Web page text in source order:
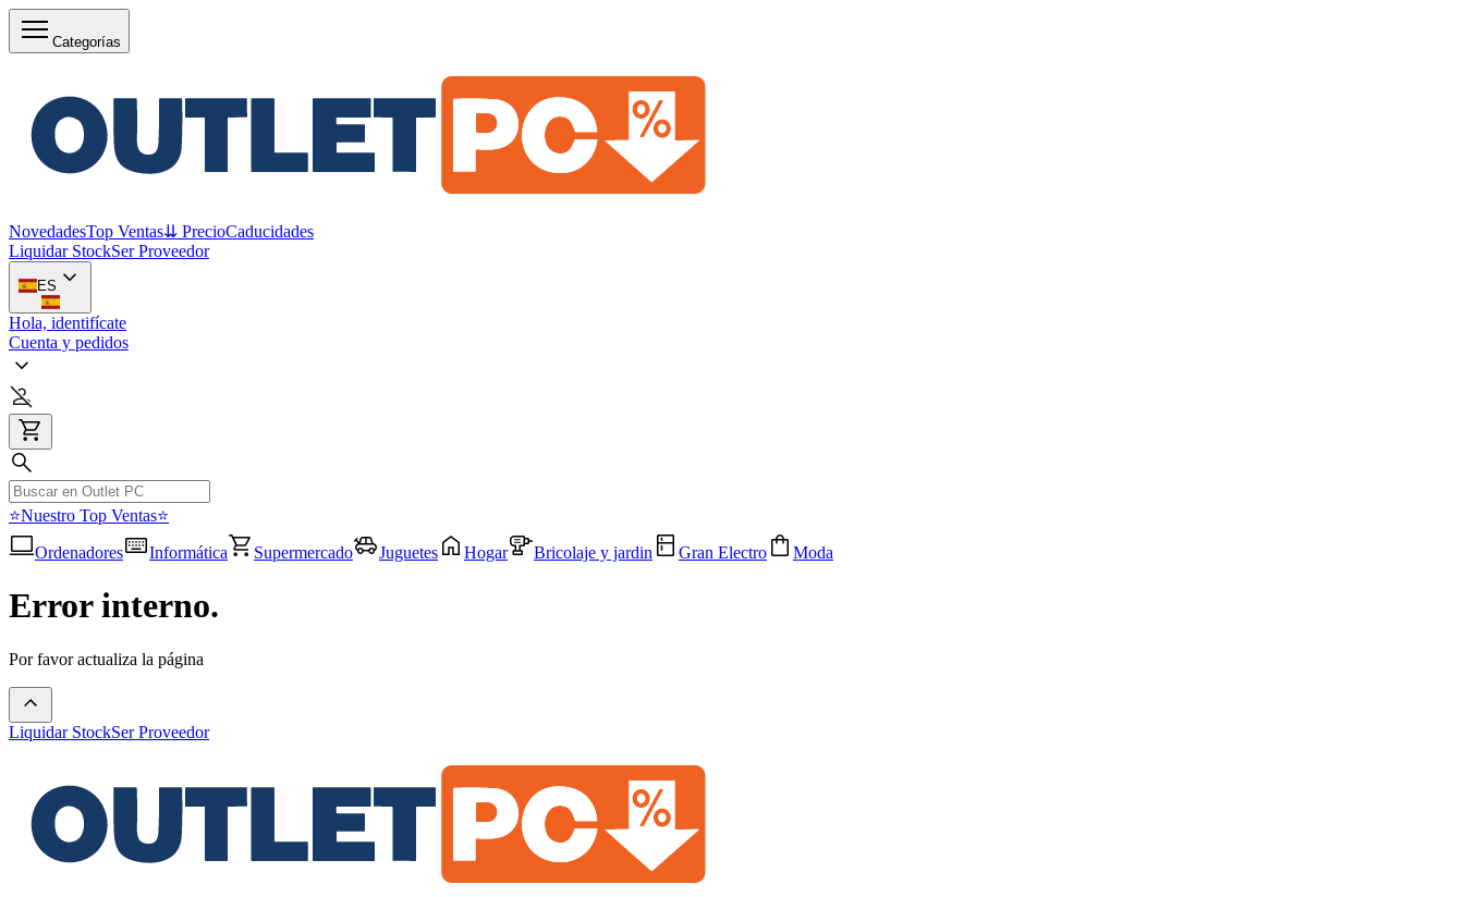
Categorías
NovedadesTop Ventas⇊ PrecioCaducidades
Liquidar StockSer Proveedor
ES
Hola, identifícate
Cuenta y pedidos
⭐Nuestro Top Ventas⭐
Ordenadores
Informática Supermercado Juguetes Hogar Bricolaje y jardin Gran Electro Moda
Error interno.
Por favor actualiza la página
Liquidar StockSer Proveedor